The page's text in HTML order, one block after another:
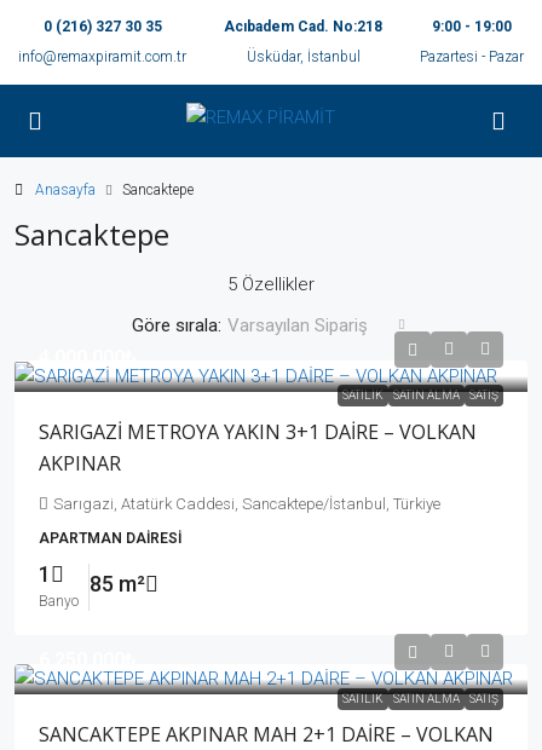
0 (216) 327 30 35
info@remaxpiramit.com.tr
Acıbadem Cad. No:218
Üsküdar, İstanbul
9:00 - 19:00
Pazartesi - Pazar
Anasayfa Sancaktepe
Sancaktepe
5 Özellikler
Göre sırala: Varsayılan Sipariş
SATILIK SATIN ALMA SATIŞ
SARIGAZİ METROYA YAKIN 3+1 DAİRE – VOLKAN
AKPINAR
Sarıgazi, Atatürk Caddesi, Sancaktepe/İstanbul, Türkiye
APARTMAN DAIRESI
1
Banyo
85 m²
SATILIK SATIN ALMA SATIŞ
SANCAKTEPE AKPINAR MAH 2+1 DAİRE – VOLKAN